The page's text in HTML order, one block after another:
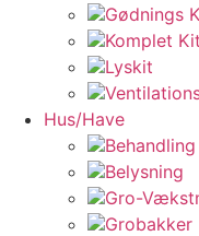
Gødnings
Komplet Kit
Lyskit
Hus/Have
Behandling
Belysning
Gro-
Grobakker